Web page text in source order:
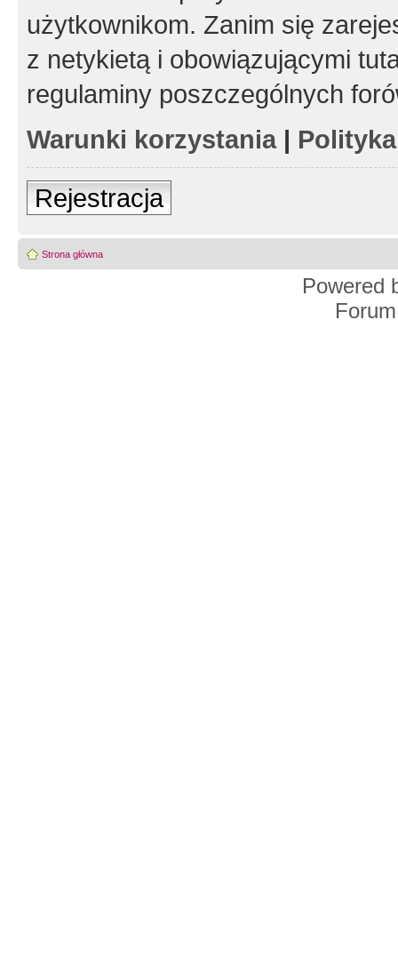
użytkownikom. Zanim się
z netykietą i obowiązującymi
regulaminy poszczególnych
Warunki korzystania|
Rejestracja
Strona główna
Powered